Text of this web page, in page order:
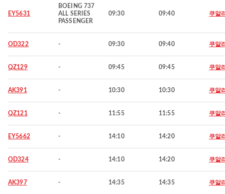
EY5631
BOEING 737
ALL SERIES
PASSENGER
09:30 09:40 쿠알
OD322 - 09:30 09:40 쿠알
QZ129 - 09:45 09:45 쿠알
AK391 - 10:30 10:30 쿠알
QZ121 - 11:55 11:55 쿠알
EY5662 - 14:10 14:20 쿠알
OD324 - 14:10 14:20 쿠알
AK397 - 14:35 14:35 쿠알